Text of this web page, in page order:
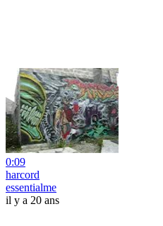
0:09
harcord
essentialme
il y a 20 ans